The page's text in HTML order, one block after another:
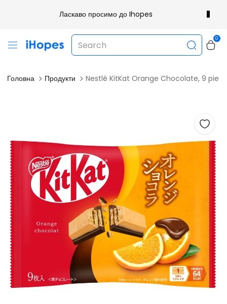
Ласкаво просимо до Ihopes
0
Головна Продукти Nestlé KitKat Orange Chocolate, 9